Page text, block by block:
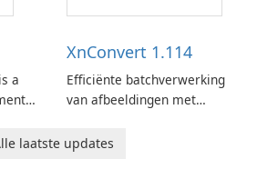
access information across
a
XnConvert 1.114
Efficiënte batchverwerking
van afbeeldingen met
laatste updates